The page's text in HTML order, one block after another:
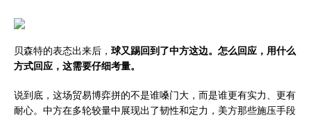
贝森特的表态出来后， 球又踢回到了中方这边。怎么回应，用什么
方式回应，这需要仔细考量。
说到底，这场贸易博弈拼的不是谁嗓门大，而是谁更有实力、更有
耐心。中方在多轮较量中展现出了韧性和定力，美方那些施压手段